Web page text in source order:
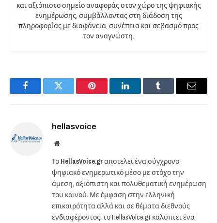
και αξιόπιστο σημείο αναφοράς στον χώρο της ψηφιακής
ενημέρωσης, συμβάλλοντας στη διάδοση της
πληροφορίας με διαφάνεια, συνέπεια και σεβασμό προς
τον αναγνώστη.
FacebookTwitter Pinterest LinkedInTumblr Email
hellasvoice
Website
Το HellasVoice.grαποτελεί ένα σύγχρονο
ψηφιακό ενημερωτικό μέσο με στόχο την
άμεση, αξιόπιστη και πολυθεματική ενημέρωση
του κοινού. Με έμφαση στην ελληνική
επικαιρότητα αλλά και σε θέματα διεθνούς
ενδιαφέροντος, το HellasVoice.gr καλύπτει ένα